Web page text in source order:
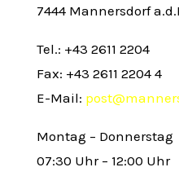
7444 Mannersdorf
Tel.: +43 2611 2204
Fax: +43 2611 2204 4
E-Mail:
Montag – Donnerstag
07:30 Uhr – 12:00 Uhr